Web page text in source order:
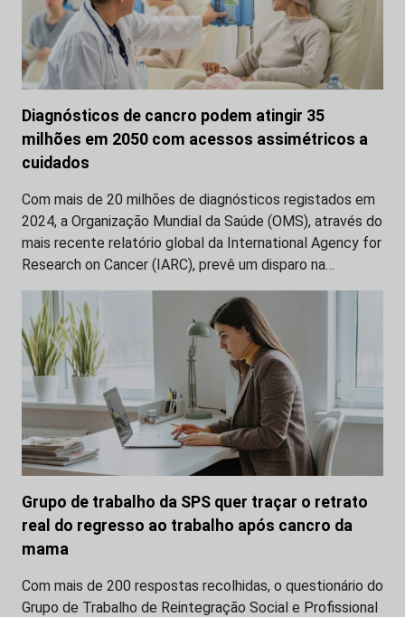
Diagnósticos de cancro podem atingir 35
milhões em 2050 com acessos assimétricos a
cuidados
Com mais de 20 milhões de diagnósticos registados em
2024, a Organização Mundial da Saúde (OMS), através do
mais recente relatório global da International Agency for
Research on Cancer (IARC), prevê um disparo na…
Grupo de trabalho da SPS quer traçar o retrato
real do regresso ao trabalho após cancro da
mama
Com mais de 200 respostas recolhidas, o questionário do
Grupo de Trabalho de Reintegração Social e Profissional